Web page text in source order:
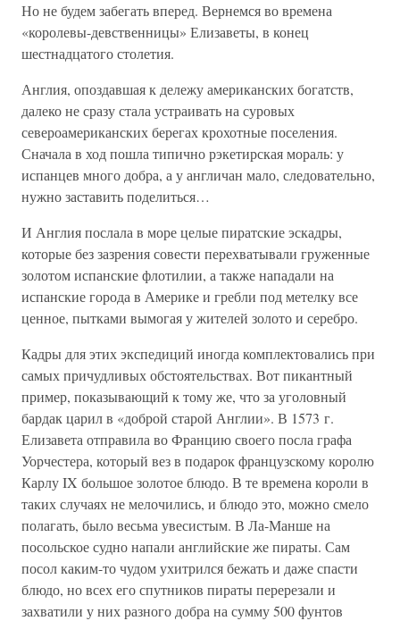
Но не будем забегать вперед. Вернемся во времена
«королевы-девственницы» Елизаветы, в конец
шестнадцатого столетия.
Англия, опоздавшая к дележу американских богатств,
далеко не сразу стала устраивать на суровых
североамериканских берегах крохотные поселения.
Сначала в ход пошла типично рэкетирская мораль: у
испанцев много добра, а у англичан мало, следовательно,
нужно заставить поделиться…
И Англия послала в море целые пиратские эскадры,
которые без зазрения совести перехватывали груженные
золотом испанские флотилии, а также нападали на
испанские города в Америке и гребли под метелку все
ценное, пытками вымогая у жителей золото и серебро.
Кадры для этих экспедиций иногда комплектовались при
самых причудливых обстоятельствах. Вот пикантный
пример, показывающий к тому же, что за уголовный
бардак царил в «доброй старой Англии». В 1573 г.
Елизавета отправила во Францию своего посла графа
Уорчестера, который вез в подарок французскому королю
Карлу IX большое золотое блюдо. В те времена короли в
таких случаях не мелочились, и блюдо это, можно смело
полагать, было весьма увесистым. В Ла-Манше на
посольское судно напали английские же пираты. Сам
посол каким-то чудом ухитрился бежать и даже спасти
блюдо, но всех его спутников пираты перерезали и
захватили у них разного добра на сумму 500 фунтов